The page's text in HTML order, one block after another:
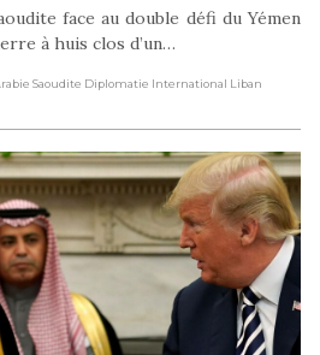
face au double défi du Yémen
à huis clos d’un…
Saoudite Diplomatie International Liban